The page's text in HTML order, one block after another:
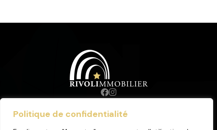
Politique de confidentialité